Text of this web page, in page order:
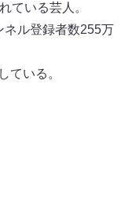
ている芸人。
ネル登録者数255万
ている。